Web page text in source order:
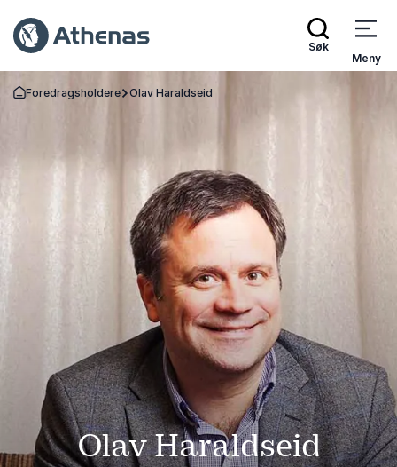
Søk
Meny
Gå tilbake til startsiden
Foredragsholdere Olav Haraldseid
Olav Haraldseid